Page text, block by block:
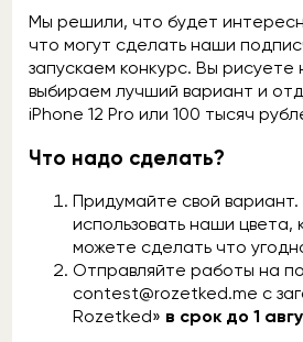
Мы решили, что будет
что могут сделать наши
запускаем конкурс. Вы рисуете
выбираем лучший вариант и
iPhone 12 Pro или 100 тысяч
Что надо сделать?
Придумайте свой вариант.
использовать наши цвета,
можете сделать что
Отправляйте работы на
contest@rozetked.me с
Rozetked» в срок до 1